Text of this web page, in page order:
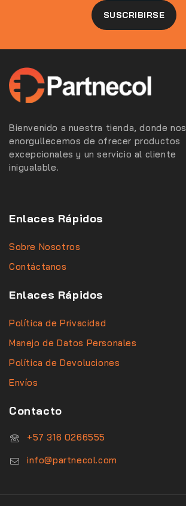
Bienvenido a nuestra tienda, donde nos
enorgullecemos de ofrecer productos
excepcionales y un servicio al cliente
inigualable.
Enlaces Rápidos
Sobre Nosotros
Contáctanos
Enlaces Rápidos
Política de Privacidad
Manejo de Datos Personales
Política de Devoluciones
Envíos
Contacto
‪+57 316 0266555‬
info@partnecol.com